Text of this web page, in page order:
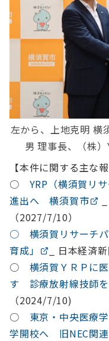
左から、上地克明 横
男 理事長、（株
【本件に関する主
○ YRP（横須賀リ
進出へ 横須賀市
（2027/7/10）
○ 横須賀リサーチ
育成」
_ 日本経済
○ 横須賀ＹＲＰに
す 診療放射線技師
（2024/7/10)
○ 東京・中央医療
学開校へ 旧NEC関